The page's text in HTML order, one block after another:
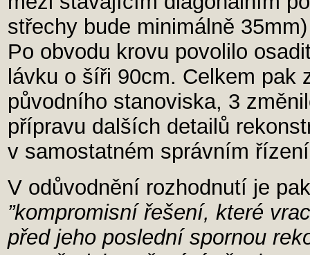
střechy bude minimálně
Po obvodu krovu povolilo
lávku o šíři 90cm. Celkem pak
původního stanoviska, 3
přípravu dalších detailů
v samostatném správním
V odůvodnění rozhodnutí je
”kompromisní řešení, které
před jeho poslední spornou